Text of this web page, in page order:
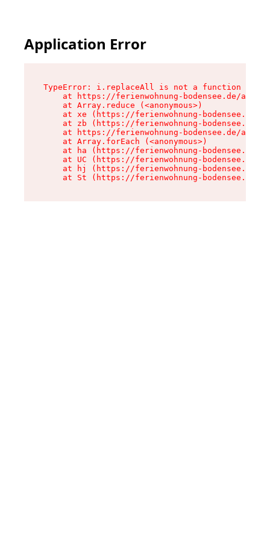
Application Error
TypeError: i.replaceAll is not a function
at https://ferienwohnung-bodensee.de/
    at Array.reduce (<anonymous>)
at xe (https://ferienwohnung-bodensee.de/
at zb (https://ferienwohnung-bodensee.de/
at https://ferienwohnung-bodensee.de/
    at Array.forEach (<anonymous>)
at ha (https://ferienwohnung-bodensee.de/
at UC (https://ferienwohnung-bodensee.de/
at hj (https://ferienwohnung-bodensee.de/
at St (https://ferienwohnung-bodensee.de/